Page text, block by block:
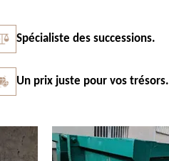
Spécialiste des successions.
Un prix juste pour vos trésors.